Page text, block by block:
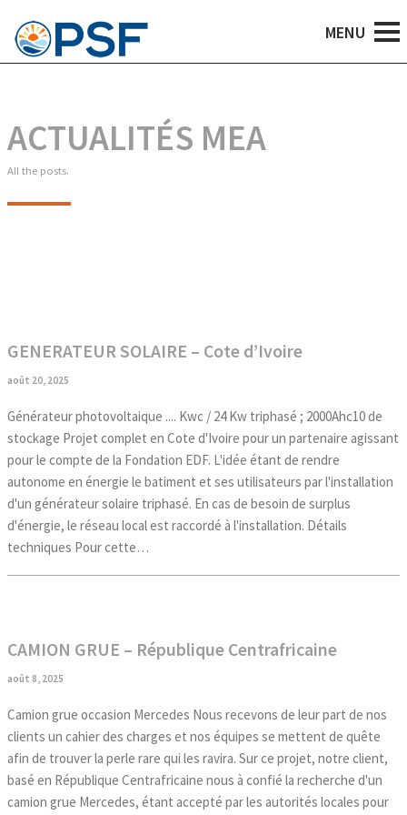
ACTUALITÉS MEA
All the posts.
GENERATEUR SOLAIRE – Cote d’Ivoire
août 20, 2025
Générateur photovoltaique .... Kwc / 24 Kw triphasé ; 2000Ahc10 de
stockage Projet complet en Cote d'Ivoire pour un partenaire agissant
pour le compte de la Fondation EDF. L'idée étant de rendre
autonome en énergie le batiment et ses utilisateurs par l'installation
d'un générateur solaire triphasé. En cas de besoin de surplus
d'énergie, le réseau local est raccordé à l'installation. Détails
techniques Pour cette…
CAMION GRUE – République Centrafricaine
août 8, 2025
Camion grue occasion Mercedes Nous recevons de leur part de nos
clients un cahier des charges et nos équipes se mettent de quête
afin de trouver la perle rare qui les ravira. Sur ce projet, notre client,
basé en République Centrafricaine nous à confié la recherche d'un
camion grue Mercedes, étant accepté par les autorités locales pour